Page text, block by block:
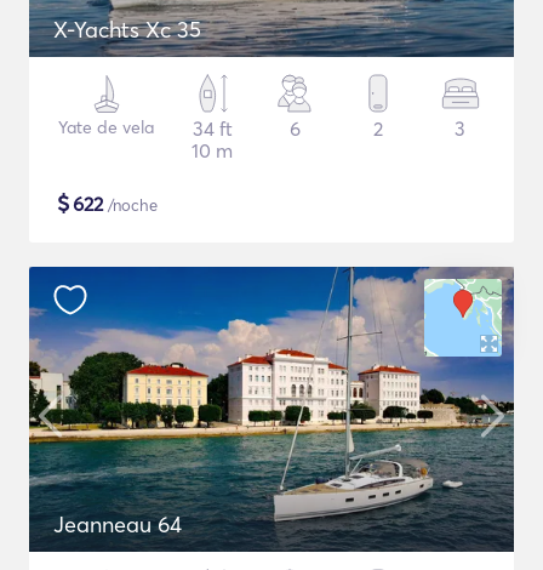
X-Yachts Xc 35
Yate de vela
34 ft
10 m
6 2 3
$622/noche
Jeanneau 64